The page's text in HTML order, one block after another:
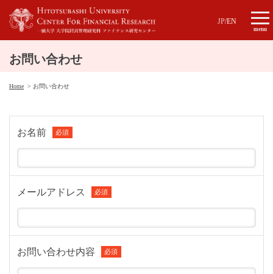
JP/EN
menu
お問い合わせ
Home お問い合わせ
お名前 必須
メールアドレス 必須
お問い合わせ内容 必須